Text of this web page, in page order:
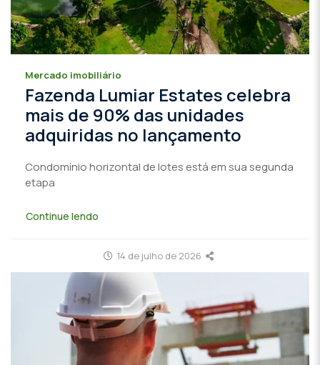
Mercado imobiliário
Fazenda Lumiar Estates celebra
mais de 90% das unidades
adquiridas no lançamento
Condomínio horizontal de lotes está em sua segunda
etapa
Continue lendo
14 de julho de 2026